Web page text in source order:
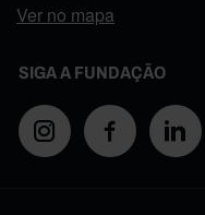
Ver no mapa
SIGA A FUNDAÇÃO